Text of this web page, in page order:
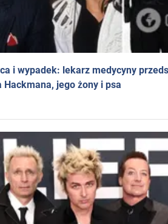
i wypadek: lekarz medycyny
jego żony i psa